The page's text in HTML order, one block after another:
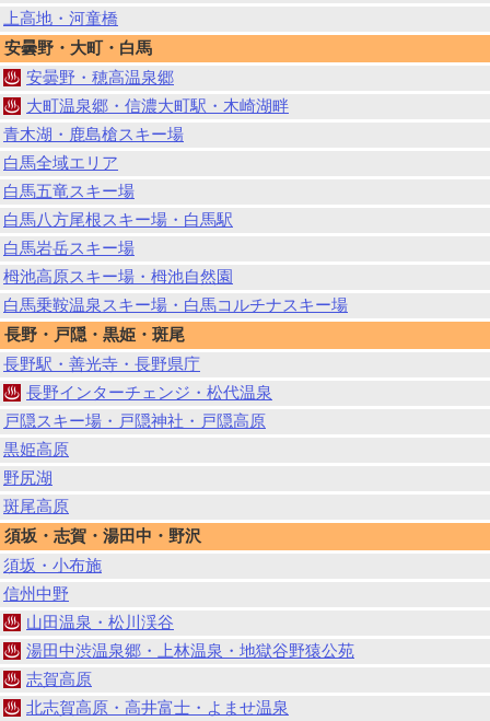
上高地・河童橋
安曇野・大町・白馬
安曇野・穂高温泉郷
大町温泉郷・信濃大町駅・木崎湖畔
青木湖・鹿島槍スキー場
白馬全域エリア
白馬五竜スキー場
白馬八方尾根スキー場・白馬駅
白馬岩岳スキー場
栂池高原スキー場・栂池自然園
白馬乗鞍温泉スキー場・白馬コルチナスキー場
長野・戸隠・黒姫・斑尾
長野駅・善光寺・長野県庁
長野インターチェンジ・松代温泉
戸隠スキー場・戸隠神社・戸隠高原
黒姫高原
野尻湖
斑尾高原
須坂・志賀・湯田中・野沢
須坂・小布施
信州中野
山田温泉・松川渓谷
湯田中渋温泉郷・上林温泉・地獄谷野猿公苑
志賀高原
北志賀高原・高井富士・よませ温泉